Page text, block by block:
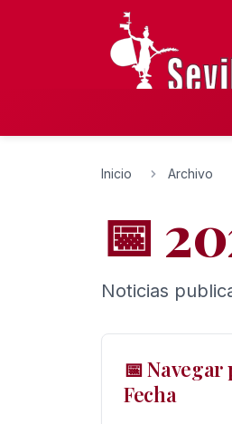
Inicio Archivo
📅
Noticias
📅 Navegar
Fecha